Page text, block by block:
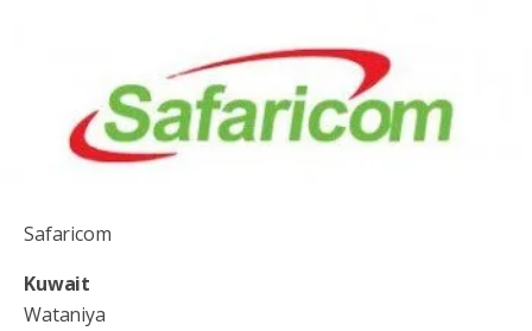
Safaricom
Kuwait
Wataniya